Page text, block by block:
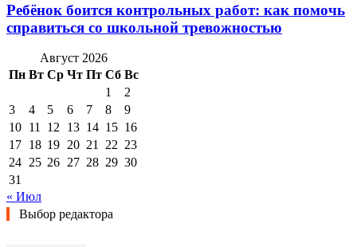
Ребёнок боится контрольных работ: как помочь
справиться со школьной тревожностью
Август 2026
Пн Вт Ср Чт Пт Сб Вс
1
2
3
4 5 6 7 8
9
10 11 12 13 14 15 16
17 18 19 20 21 22 23
24 25 26 27 28 29 30
31
« Июл
Выбор редактора